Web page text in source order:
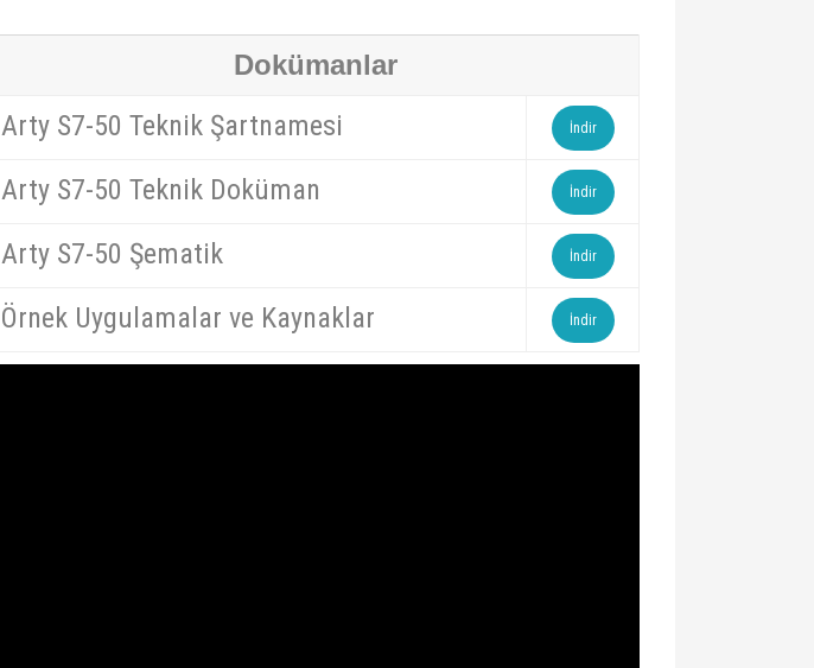
Dokümanlar
Arty S7-50 Teknik Şartnamesi İndir
Arty S7-50 Teknik Doküman İndir
Arty S7-50 Şematik İndir
Örnek Uygulamalar ve Kaynaklar İndir